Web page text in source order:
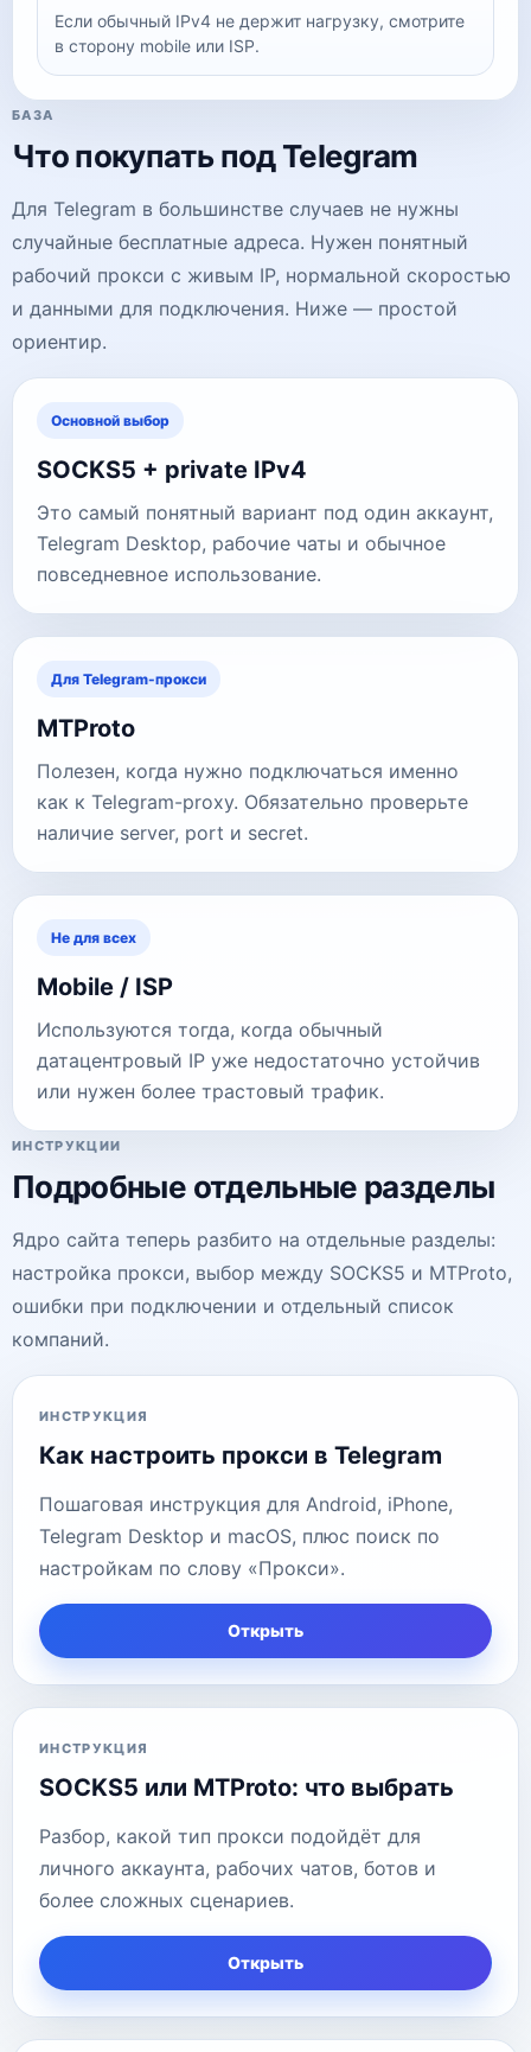
Если обычный IPv4 не держит нагрузку, смотрите
в сторону mobile или ISP.
БАЗА
Что покупать под Telegram
Для Telegram в большинстве случаев не нужны
случайные бесплатные адреса. Нужен понятный
рабочий прокси с живым IP, нормальной скоростью
и данными для подключения. Ниже — простой
ориентир.
Основной выбор
SOCKS5 + private IPv4
Это самый понятный вариант под один аккаунт,
Telegram Desktop, рабочие чаты и обычное
повседневное использование.
Для Telegram-прокси
MTProto
Полезен, когда нужно подключаться именно
как к Telegram-proxy. Обязательно проверьте
наличие server, port и secret.
Не для всех
Mobile / ISP
Используются тогда, когда обычный
датацентровый IP уже недостаточно устойчив
или нужен более трастовый трафик.
ИНСТРУКЦИИ
Подробные отдельные разделы
Ядро сайта теперь разбито на отдельные разделы:
настройка прокси, выбор между SOCKS5 и MTProto,
ошибки при подключении и отдельный список
компаний.
ИНСТРУКЦИЯ
Как настроить прокси в Telegram
Пошаговая инструкция для Android, iPhone,
Telegram Desktop и macOS, плюс поиск по
настройкам по слову «Прокси».
Открыть
ИНСТРУКЦИЯ
SOCKS5 или MTProto: что выбрать
Разбор, какой тип прокси подойдёт для
личного аккаунта, рабочих чатов, ботов и
более сложных сценариев.
Открыть